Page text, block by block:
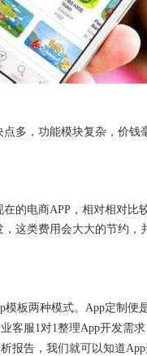
多，功能模块复杂，价
在的电商APP，相对相对比
这类费用会大大的节约
板两种模式。App定制
客服1对1整理App开发需
报告，我们就可以知道App